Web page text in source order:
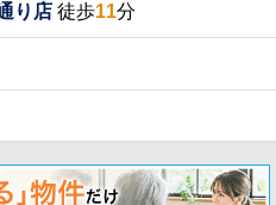
り店 徒歩11分